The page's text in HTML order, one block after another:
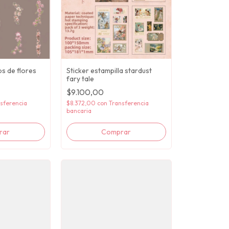
de flores
Sticker estampilla stardust
fary tale
$9.100,00
$8.372,00 con Transferencia
bancaria